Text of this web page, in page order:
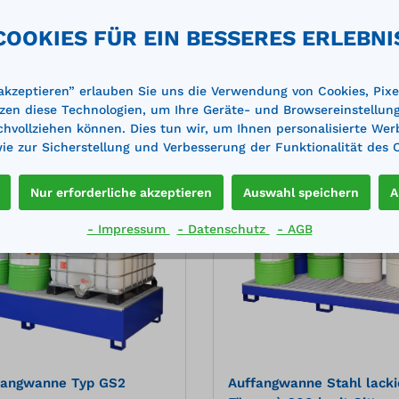
Stahl,
3 mm
Merken
den Warenkorb
entzündlicher
und Protecto
herausnehmbaren,
GitterrostenBodenfreiheit
Kontaktkorrosionmit
stabilen
den sicheren
für Anschluss an
1Wannenwerkstoff: 3 mm
1.0038Oberfläche: lackiert,
5002 ultramarinblau
In den
Typ GS2
%
Auffangwanne Stahl
FÜR EIN BESSERES
erlauben Sie uns die Verwendung von Cookies,
diese Technologien, um Ihre Geräte- und
können. Dies tun wir, um Ihnen personalisierte
zur Sicherstellung und Verbesserung der Funktionalität des
Nur erforderliche akzeptieren Auswahl speichern
- Impressum - Datenschutz - AGB